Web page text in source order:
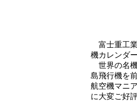
富士重工業
機カレンダ
世界の名機
島飛行機を
航空機マニ
に大変ご好